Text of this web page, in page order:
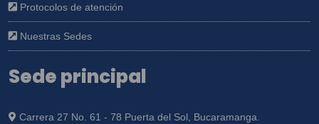
Protocolos de atención
Nuestras Sedes
Sede principal
Carrera 27 No. 61 - 78 Puerta del Sol, Bucaramanga.